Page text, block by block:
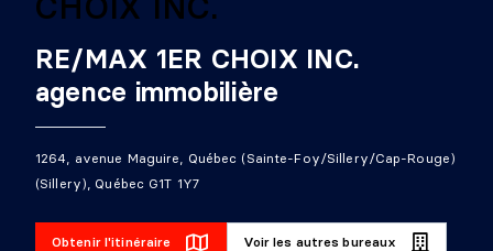
RE/MAX 1ER CHOIX INC.
agence immobilière
1264, avenue Maguire, Québec (Sainte-Foy/Sillery/Cap-Rouge)
(Sillery), Québec G1T 1Y7
Obtenir l'itinéraire Voir les autres bureaux